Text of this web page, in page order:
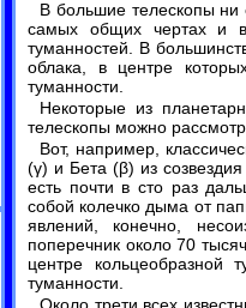
В большие телескопы
самых общих чертах и в
туманностей. В
облака, в центре
туманности.
Некоторые из
телескопы можно
Вот, например,
(γ) и Бета (β) из
есть почти в сто раз
собой колечко дыма от
явлений, конечно,
поперечник около 70
центре кольцеобразной
туманности.